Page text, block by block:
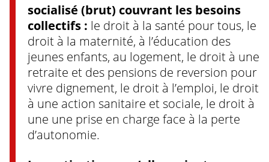
socialisé (brut) couvrant les besoins
collectifs : le droit à la santé pour tous, le
droit à la maternité, à l’éducation des
jeunes enfants, au logement, le droit à une
retraite et des pensions de reversion pour
vivre dignement, le droit à l’emploi, le droit
à une action sanitaire et sociale, le droit à
une une prise en charge face à la perte
d’autonomie.